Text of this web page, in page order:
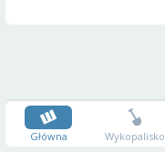
Główna Wykopalisko